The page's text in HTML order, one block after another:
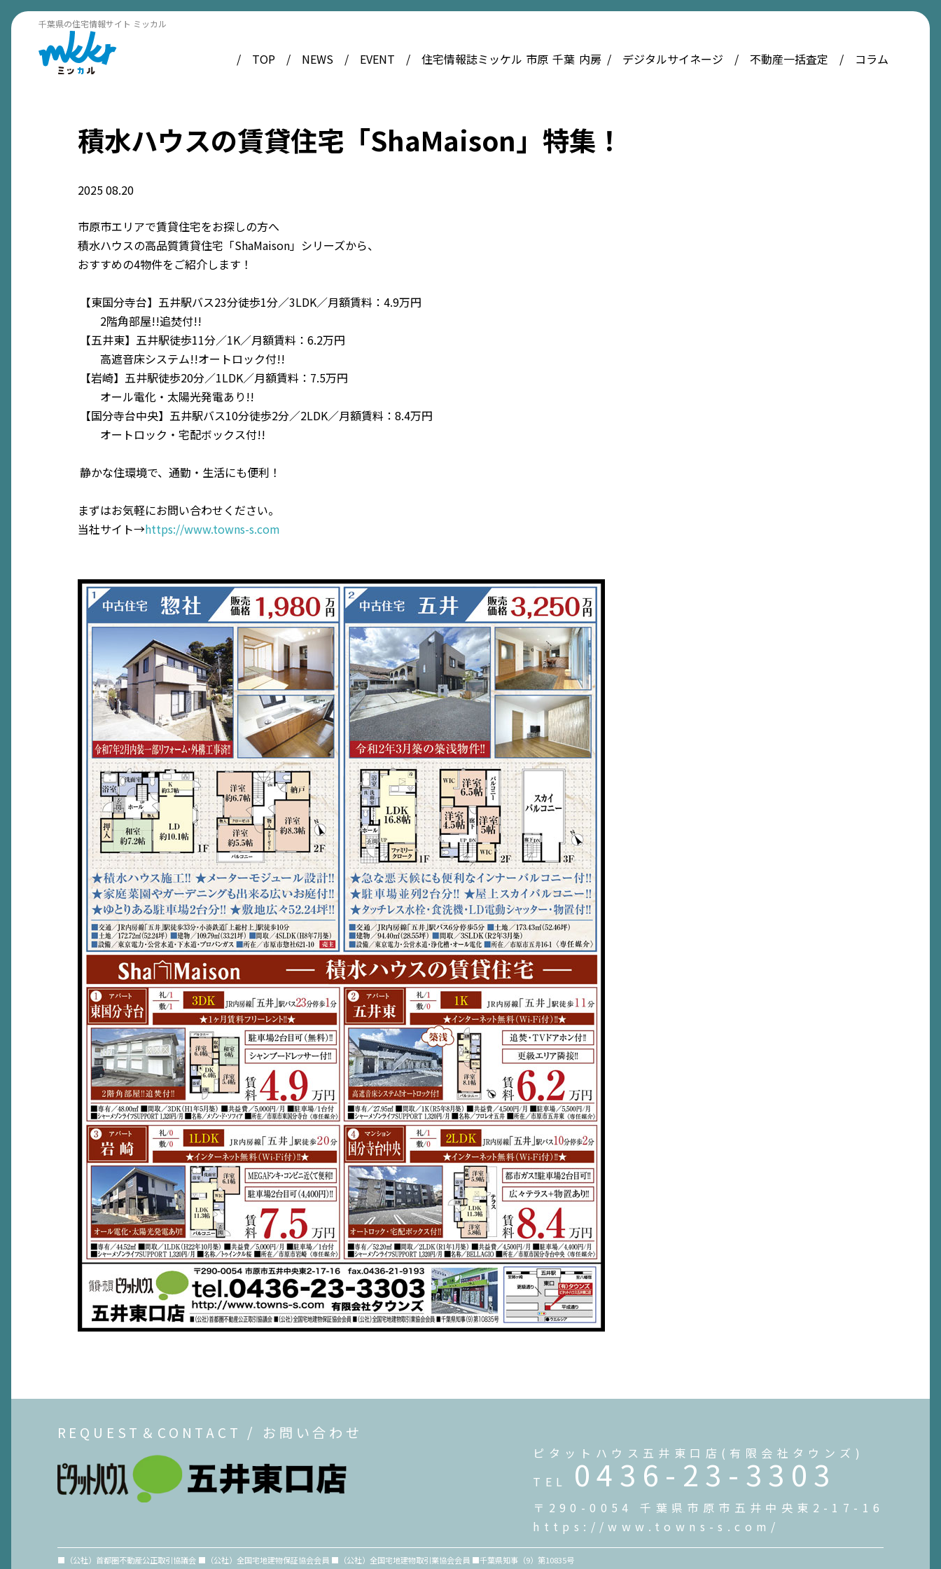
千葉県の住宅情報サイト ミッカル
TOP NEWS EVENT 住宅情報誌ミッケル 市原 千葉 内房 デジタルサイネージ 不動産一括査定 コラム
積水ハウスの賃貸住宅「ShaMaison」特集！
202508.20
市原市エリアで賃貸住宅をお探しの方へ
積水ハウスの高品質賃貸住宅「ShaMaison」シリーズから、
おすすめの4物件をご紹介します！
【東国分寺台】五井駅バス23分徒歩1分／3LDK／月額賃料：4.9万円
2階角部屋!!追焚付!!
【五井東】五井駅徒歩11分／1K／月額賃料：6.2万円
高遮音床システム!!オートロック付!!
【岩崎】五井駅徒歩20分／1LDK／月額賃料：7.5万円
オール電化・太陽光発電あり!!
【国分寺台中央】五井駅バス10分徒歩2分／2LDK／月額賃料：8.4万円
オートロック・宅配ボックス付!!
静かな住環境で、通勤・生活にも便利！
まずはお気軽にお問い合わせください。
当社サイト→https://www.towns-s.com
REQUEST＆CONTACT / お問い合わせ
ピタットハウス五井東口店(有限会社タウンズ)
TEL 0436-23-3303
〒290-0054 千葉県市原市五井中央東2-17-16
https://www.towns-s.com/
■（公社）首都圏不動産公正取引協議会 ■（公社）全国宅地建物保証協会会員 ■（公社）全国宅地建物取引業協会会員 ■千葉県知事（9）第10835号